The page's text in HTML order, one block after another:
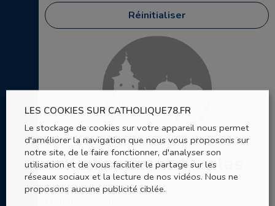
Réinitialiser
Eglise Saint-Nicolas
5 route de la Celle
LES COOKIES SUR CATHOLIQUE78.FR
Le stockage de cookies sur votre appareil nous permet
d'améliorer la navigation que nous vous proposons sur
notre site, de le faire fonctionner, d'analyser son
utilisation et de vous faciliter le partage sur les
réseaux sociaux et la lecture de nos vidéos. Nous ne
proposons aucune publicité ciblée.